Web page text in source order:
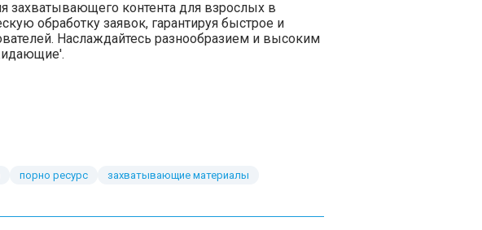
захватывающего контента для взрослых в
обработку заявок, гарантируя быстрое и
Наслаждайтесь разнообразием и высоким
порно ресурс
захватывающие материалы